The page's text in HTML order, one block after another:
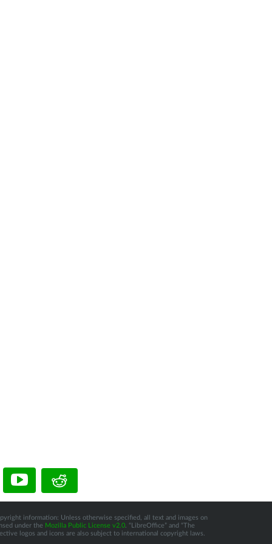
information: Unless otherwise specified, all text and images on
under the Mozilla Public License v2.0. “LibreOffice” and “The
logos and icons are also subject to international copyright laws.